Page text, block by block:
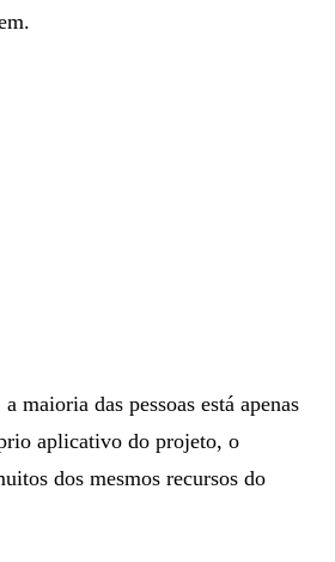
maioria das pessoas está apenas
aplicativo do projeto, o
dos mesmos recursos do